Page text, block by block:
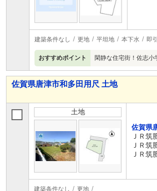
建築条件なし 更地 平坦地 本下水 即
おすすめポイント 閑静な住宅街！佐志小
佐賀県唐津市和多田用尺 土地
土地
佐賀県
ＪＲ筑
ＪＲ筑
ＪＲ筑
建築条件なし 更地